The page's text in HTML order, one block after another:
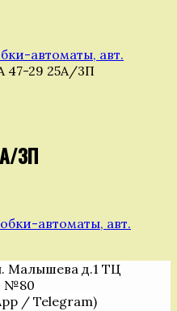
автоматы, авт.
47-29 25А/3П
3П
автоматы, авт.
Малышева д.1 ТЦ
№80
/ Telegram)